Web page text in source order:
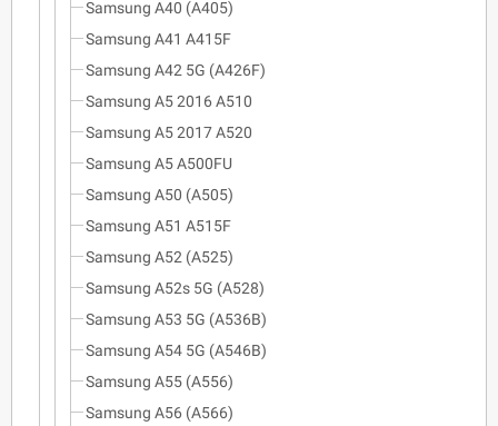
Samsung A40 (A405)
Samsung A41 A415F
Samsung A42 5G (A426F)
Samsung A5 2016 A510
Samsung A5 2017 A520
Samsung A5 A500FU
Samsung A50 (A505)
Samsung A51 A515F
Samsung A52 (A525)
Samsung A52s 5G (A528)
Samsung A53 5G (A536B)
Samsung A54 5G (A546B)
Samsung A55 (A556)
Samsung A56 (A566)